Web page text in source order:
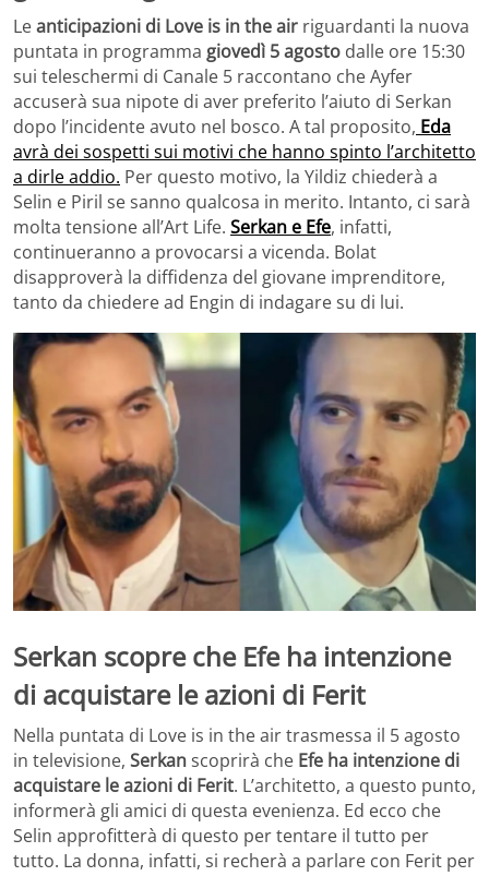
Leanticipazioni di Love is in the air riguardanti la nuova
puntata in programma giovedì 5 agosto dalle ore 15:30
sui teleschermi di Canale 5 raccontano che Ayfer
accuserà sua nipote di aver preferito l’aiuto di Serkan
dopo l’incidente avuto nel bosco. A tal proposito, Eda
avrà dei sospetti sui motivi che hanno spinto l’architetto
a dirle addio. Per questo motivo, la Yildiz chiederà a
Selin e Piril se sanno qualcosa in merito. Intanto, ci sarà
molta tensione all’Art Life. Serkan e Efe, infatti,
continueranno a provocarsi a vicenda. Bolat
disapproverà la diffidenza del giovane imprenditore,
tanto da chiedere ad Engin di indagare su di lui.
Serkan scopre che Efe ha intenzione
di acquistare le azioni di Ferit
Nella puntata di Love is in the air trasmessa il 5 agosto
in televisione, Serkanscoprirà che Efe ha intenzione di
acquistare le azioni di Ferit. L’architetto, a questo punto,
informerà gli amici di questa evenienza. Ed ecco che
Selin approfitterà di questo per tentare il tutto per
tutto. La donna, infatti, si recherà a parlare con Ferit per